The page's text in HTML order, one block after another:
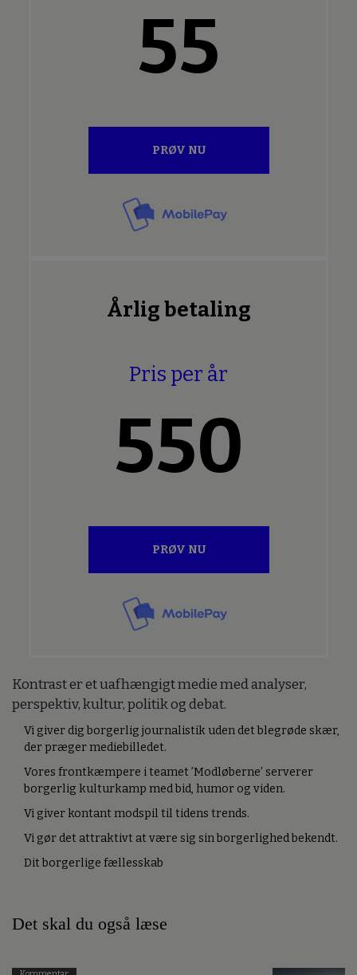
55
PRØV NU
Årlig betaling
Pris per år
550
PRØV NU
Kontrast er et uafhængigt medie med analyser,
perspektiv, kultur, politik og debat.
Vi giver dig borgerlig journalistik uden det blegrøde skær,
der præger mediebilledet.
Vores frontkæmpere i teamet ’Modløberne’ serverer
borgerlig kulturkamp med bid, humor og viden.
Vi giver kontant modspil til tidens trends.
Vi gør det attraktivt at være sig sin borgerlighed bekendt.
Dit borgerlige fællesskab
Det skal du også læse